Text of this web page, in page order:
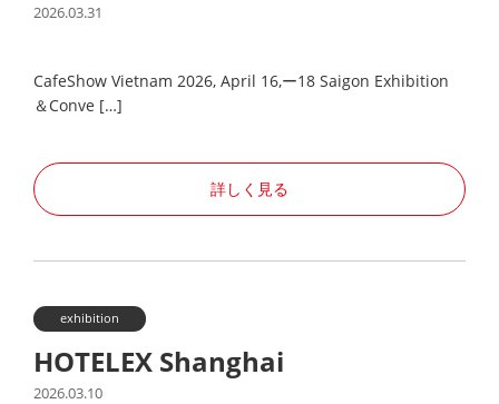
2026.03.31
CafeShow Vietnam 2026, April 16,ー18 Saigon Exhibition
＆Conve […]
詳しく見る
exhibition
HOTELEX Shanghai
2026.03.10